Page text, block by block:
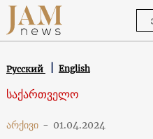
Русский English
საქართველო
არქივი - 01.04.2024